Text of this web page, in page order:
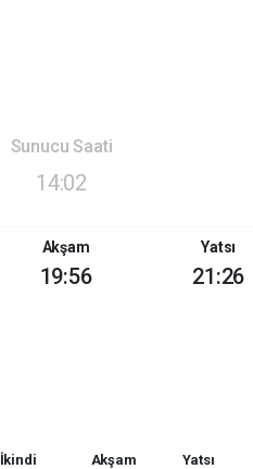
Sunucu Saati
14:02
Akşam
19:56
Yatsı
21:26
İkindi Akşam Yatsı